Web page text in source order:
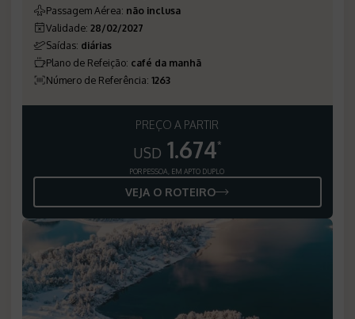
Passagem Aérea: não inclusa
Validade: 28/02/2027
Saídas: diárias
Plano de Refeição: café da manhã
Número de Referência: 1263
PREÇO A PARTIR
USD 1.674*
POR PESSOA, EM APTO DUPLO
VEJA O ROTEIRO